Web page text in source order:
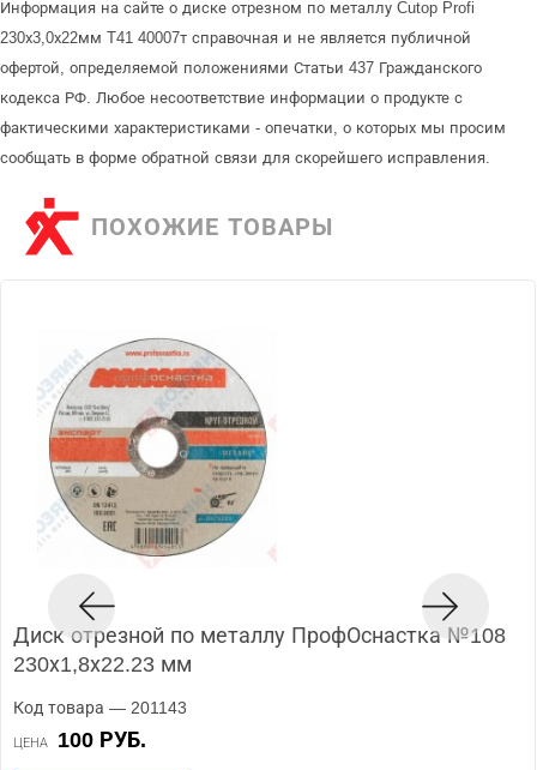
Информация на сайте о диске отрезном по металлу Cutop Profi
230х3,0х22мм T41 40007т справочная и не является публичной
офертой, определяемой положениями Статьи 437 Гражданского
кодекса РФ. Любое несоответствие информации о продукте с
фактическими характеристиками - опечатки, о которых мы просим
сообщать в форме обратной связи для скорейшего исправления.
ПОХОЖИЕ ТОВАРЫ
Диск отрезной по металлу ПрофОснастка №108
230х1,8х22.23 мм
Код товара — 201143
ЦЕНА 100 РУБ.